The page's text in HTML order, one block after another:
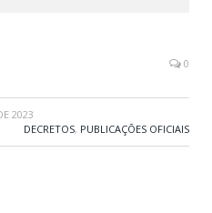
0
2023
DECRETOS, PUBLICAÇÕES OFICIAIS